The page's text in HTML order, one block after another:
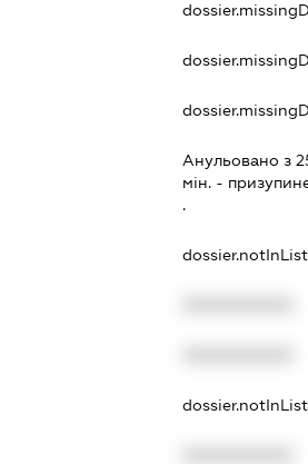
Анульовано з
мiн. -
.
dossier.notInList
dossier.notInList